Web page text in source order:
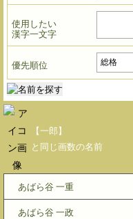
使用したい
漢字一文字
優先順位
【一郎】
と同じ画数の名前
あばら谷 一重
あばら谷 一政